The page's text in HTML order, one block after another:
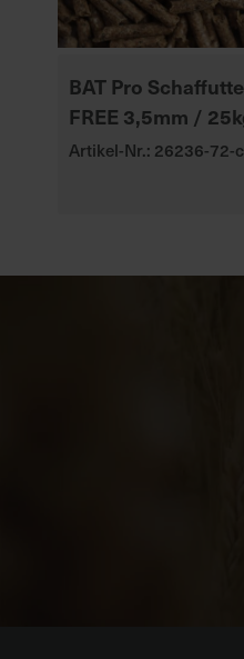
BAT Pro
FREE 3,5mm /
Artikel-Nr.: 26236-72-